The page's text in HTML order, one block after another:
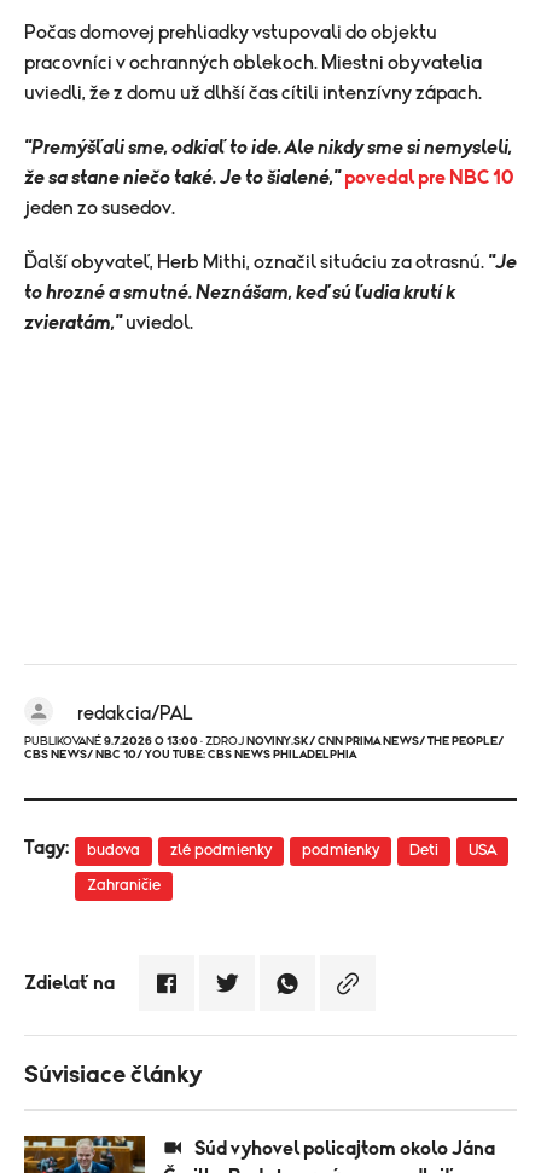
Počas domovej prehliadky vstupovali do objektu
pracovníci v ochranných oblekoch. Miestni obyvatelia
uviedli, že z domu už dlhší čas cítili intenzívny zápach.
"Premýšľali sme, odkiaľ to ide. Ale nikdy sme si nemysleli,
že sa stane niečo také. Je to šialené," povedal pre NBC 10
jeden zo susedov.
Ďalší obyvateľ, Herb Mithi, označil situáciu za otrasnú. "Je
to hrozné a smutné. Neznášam, keď sú ľudia krutí k
zvieratám,"uviedol.
redakcia/PAL
PUBLIKOVANÉ 9.7.2026 O 13:00 · ZDROJ NOVINY.SK/ CNN PRIMA NEWS/ THE PEOPLE/
CBS NEWS/ NBC 10/ YOU TUBE: CBS NEWS PHILADELPHIA
Tagy: budova zlé podmienky podmienky Deti USA
Zahraničie
Zdielať na
Súvisiace články